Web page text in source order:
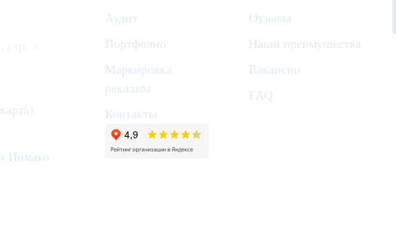
карта
Аудит
Портфолио
Маркировка
рекламы
Контакты
Отзывы
Наши преимущества
Вакансии
FAQ